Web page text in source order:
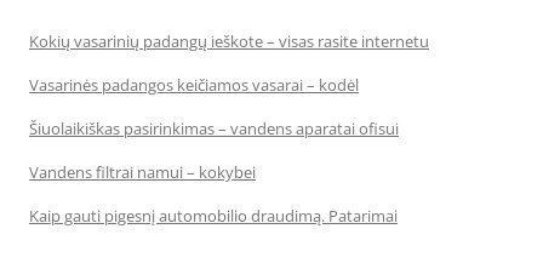
Kokių vasarinių padangų ieškote – visas rasite internetu
Vasarinės padangos keičiamos vasarai – kodėl
Šiuolaikiškas pasirinkimas – vandens aparatai ofisui
Vandens filtrai namui – kokybei
Kaip gauti pigesnį automobilio draudimą. Patarimai